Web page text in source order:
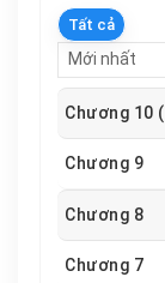
Tất cả
Chương 10
Chương 9
Chương 8
Chương 7